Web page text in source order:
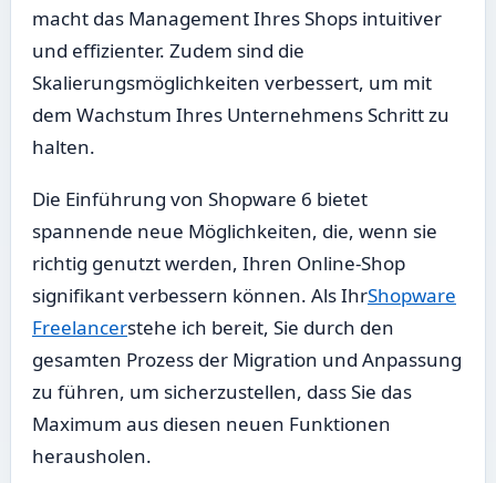
macht das Management Ihres Shops intuitiver
und effizienter. Zudem sind die
Skalierungsmöglichkeiten verbessert, um mit
dem Wachstum Ihres Unternehmens Schritt zu
halten.
Die Einführung von Shopware 6 bietet
spannende neue Möglichkeiten, die, wenn sie
richtig genutzt werden, Ihren Online-Shop
signifikant verbessern können. Als IhrShopware
Freelancerstehe ich bereit, Sie durch den
gesamten Prozess der Migration und Anpassung
zu führen, um sicherzustellen, dass Sie das
Maximum aus diesen neuen Funktionen
herausholen.